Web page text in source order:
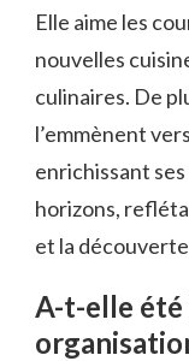
Elle aime les
nouvelles
culinaires. De
l’emmènent
enrichissant
horizons,
et la
A-t-elle été